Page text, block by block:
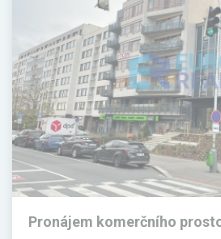
Pronájem komerčního